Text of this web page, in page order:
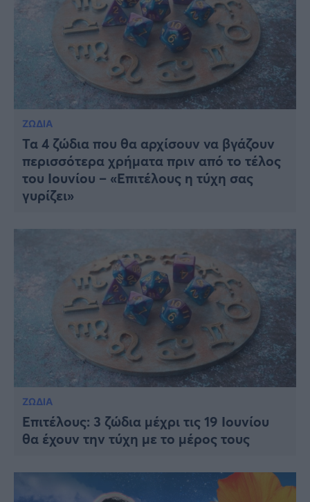
ΖΩΔΙΑ
Τα 4 ζώδια που θα αρχίσουν να βγάζουν
περισσότερα χρήματα πριν από το τέλος
του Ιουνίου – «Επιτέλους η τύχη σας
γυρίζει»
ΖΩΔΙΑ
Επιτέλους: 3 ζώδια μέχρι τις 19 Ιουνίου
θα έχουν την τύχη με το μέρος τους